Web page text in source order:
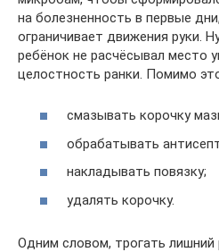
на болезненность в первые
ограничивает движения руки.
ребёнок не расчёсывал место
целостность ранки. Помимо
смазывать корочку
обрабатывать
накладывать повязку;
удалять корочку.
Одним словом, трогать лишний